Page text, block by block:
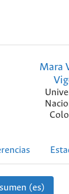
Mara
(es)